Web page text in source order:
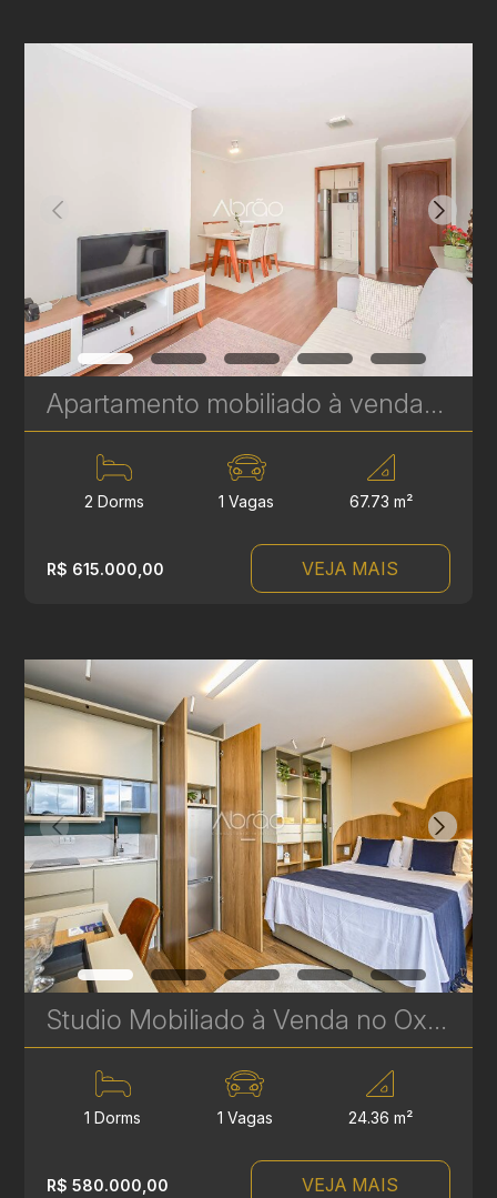
Apartamento mobiliado à venda com 2 quartos, sendo 1 suíte, no Cabral - 67 m² - Edifício Enrico I | Ref. 255
2 Dorms 1 Vagas 67.73 m²
R$ 615.000,00 VEJA MAIS
Studio Mobiliado à Venda no Oxygen Batel - 24 m² - Pronto para Morar ou Investir | Ref. 1763
1 Dorms 1 Vagas 24.36 m²
R$ 580.000,00 VEJA MAIS